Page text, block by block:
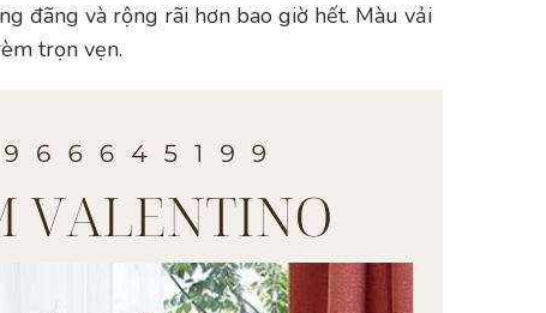
đãng và rộng rãi hơn bao giờ hết. Màu vải
trọn vẹn.